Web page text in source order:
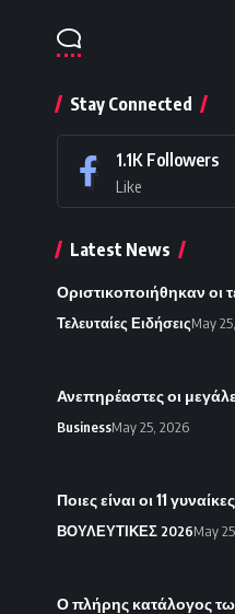
Stay Connected
1.1K Followers
Like
Latest News
Οριστικοποιήθηκαν οι
Τελευταίες ΕιδήσειςMay
Ανεπηρέαστες οι
BusinessMay 25, 2026
Ποιες είναι οι 11
ΒΟΥΛΕΥΤΙΚΕΣ 2026May
Ο πλήρης κατάλογος